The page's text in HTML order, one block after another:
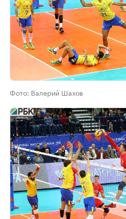
Фото: Валерий Шахов